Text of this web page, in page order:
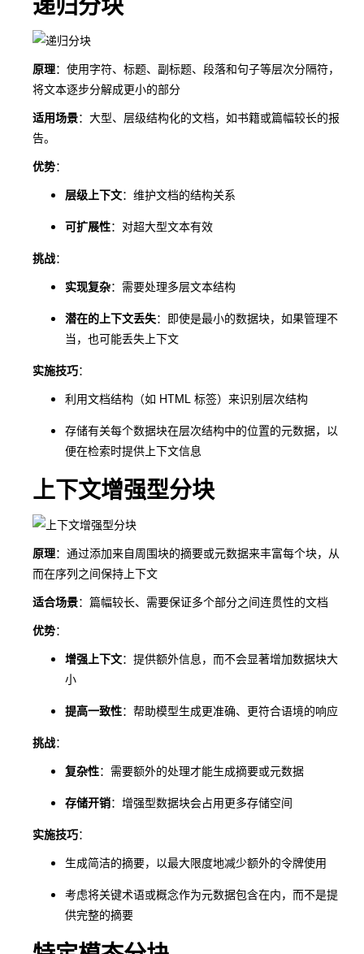
原理：使用字符、标题、副标题、段落和句子等层次分隔符，
将文本逐步分解成更小的部分
适用场景：大型、层级结构化的文档，如书籍或篇幅较长的报
告。
优势：
层级上下文：维护文档的结构关系
可扩展性：对超大型文本有效
挑战：
实现复杂：需要处理多层文本结构
潜在的上下文丢失：即使是最小的数据块，如果管理不
当，也可能丢失上下文
实施技巧：
利用文档结构（如 HTML 标签）来识别层次结构
存储有关每个数据块在层次结构中的位置的元数据，以
便在检索时提供上下文信息
上下文增强型分块
原理：通过添加来自周围块的摘要或元数据来丰富每个块，从
而在序列之间保持上下文
适合场景：篇幅较长、需要保证多个部分之间连贯性的文档
优势：
增强上下文：提供额外信息，而不会显著增加数据块大
小
提高一致性：帮助模型生成更准确、更符合语境的响应
挑战：
复杂性：需要额外的处理才能生成摘要或元数据
存储开销：增强型数据块会占用更多存储空间
实施技巧：
生成简洁的摘要，以最大限度地减少额外的令牌使用
考虑将关键术语或概念作为元数据包含在内，而不是提
供完整的摘要